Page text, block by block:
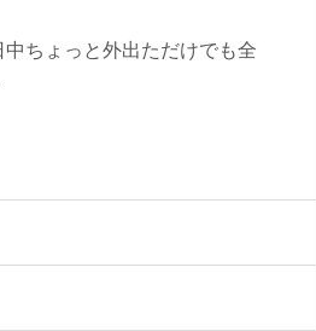
ちょっと外出ただけでも全